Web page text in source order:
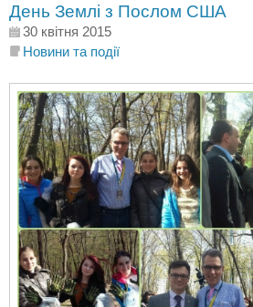
День Землі з Послом США
30 квітня 2015
Новини та події